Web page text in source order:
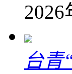
2026
台青